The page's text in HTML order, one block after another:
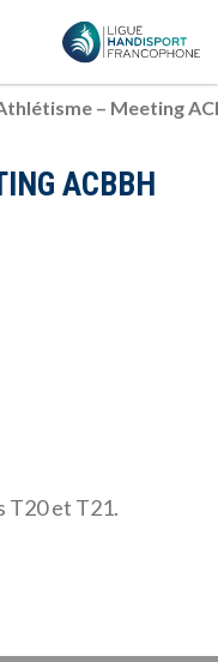
– Meeting
ACBBH
T20 et T21.